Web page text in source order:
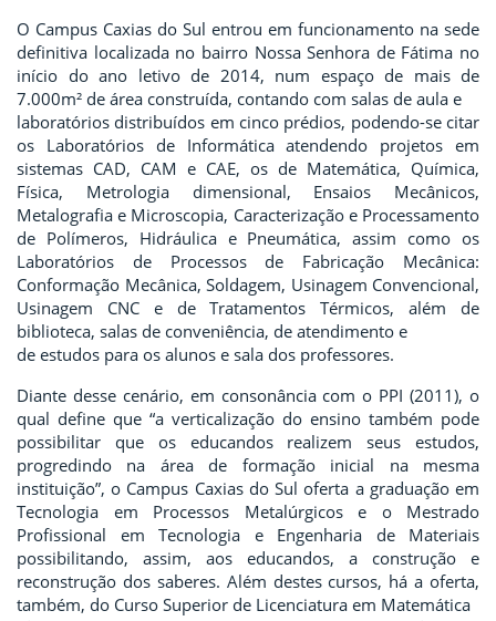
O Campus Caxias do Sul entrou em funcionamento na sede
definitiva localizada no bairro Nossa Senhora de Fátima no
início do ano letivo de 2014, num espaço de mais de
7.000m² de área construída, contando com salas de aula e
laboratórios distribuídos em cinco prédios, podendo-se citar
os Laboratórios de Informática atendendo projetos em
sistemas CAD, CAM e CAE, os de Matemática, Química,
Física, Metrologia dimensional, Ensaios Mecânicos,
Metalografia e Microscopia, Caracterização e Processamento
de Polímeros, Hidráulica e Pneumática, assim como os
Laboratórios de Processos de Fabricação Mecânica:
Conformação Mecânica, Soldagem, Usinagem Convencional,
Usinagem CNC e de Tratamentos Térmicos, além de
biblioteca, salas de conveniência, de atendimento e
de estudos para os alunos e sala dos professores.
Diante desse cenário, em consonância com o PPI (2011), o
qual define que “a verticalização do ensino também pode
possibilitar que os educandos realizem seus estudos,
progredindo na área de formação inicial na mesma
instituição”, o Campus Caxias do Sul oferta a graduação em
Tecnologia em Processos Metalúrgicos e o Mestrado
Profissional em Tecnologia e Engenharia de Materiais
possibilitando, assim, aos educandos, a construção e
reconstrução dos saberes. Além destes cursos, há a oferta,
também, do Curso Superior de Licenciatura em Matemática